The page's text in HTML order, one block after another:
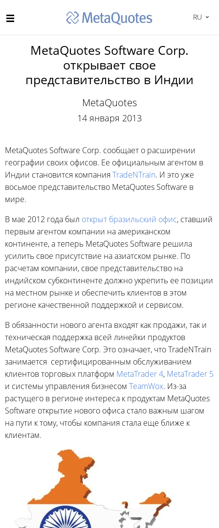
RU
MetaQuotes Software Corp.
открывает свое
представительство в Индии
MetaQuotes
14 января 2013
MetaQuotes Software Corp. сообщает о расширении
географии своих офисов. Ее официальным агентом в
Индии становится компания TradeNTrain. И это уже
восьмое представительство MetaQuotes Software в
мире.
В мае 2012 года был открыт бразильский офис, ставший
первым агентом компании на американском
континенте, а теперь MetaQuotes Software решила
усилить свое присутствие на азиатском рынке. По
расчетам компании, свое представительство на
индийском субконтиненте должно укрепить ее позиции
на местном рынке и обеспечить клиентов в этом
регионе качественной поддержкой и сервисом.
В обязанности нового агента входят как продажи, так и
техническая поддержка всей линейки продуктов
MetaQuotes Software Corp. Это означает, что TradeNTrain
занимается сертифицированным обслуживанием
клиентов торговых платформ MetaTrader 4, MetaTrader 5
и системы управления бизнесом TeamWox. Из-за
растущего в регионе интереса к продуктам MetaQuotes
Software открытие нового офиса стало важным шагом
на пути к тому, чтобы компания стала еще ближе к
клиентам.